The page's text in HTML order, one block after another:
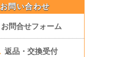
お問い合わせ
お問合せフォーム
返品・交換受付